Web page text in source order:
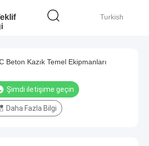
Turkish
Beton Kazık Temel Ekipmanları
Şimdi iletişime geçin
Daha Fazla Bilgi